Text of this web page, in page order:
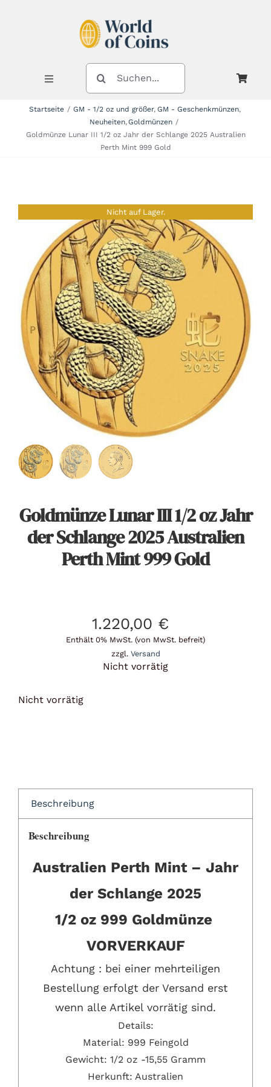
Toggle
Navigation
Neuheiten
Angebote
Über Uns
Kontakt
Mein Konto
Warenkorb
SUCHE
NACH:
Startseite GM - 1/2 oz und größer GM - Geschenkmünzen
Neuheiten Goldmünzen
Goldmünze Lunar III 1/2 oz Jahr der Schlange 2025 Australien
Perth Mint 999 Gold
Nicht auf Lager.
Goldmünze Lunar III 1/2 oz Jahr
der Schlange 2025 Australien
Perth Mint 999 Gold
1.220,00 €
Enthält 0% MwSt. (von MwSt. befreit)
zzgl. Versand
Nicht vorrätig
Nicht vorrätig
Beschreibung
Beschreibung
Australien Perth Mint – Jahr
der Schlange 2025
1/2 oz 999 Goldmünze
VORVERKAUF
Achtung : bei einer mehrteiligen
Bestellung erfolgt der Versand erst
wenn alle Artikel vorrätig sind.
Details:
Material: 999 Feingold
Gewicht: 1/2 oz -15,55 Gramm
Herkunft: Australien